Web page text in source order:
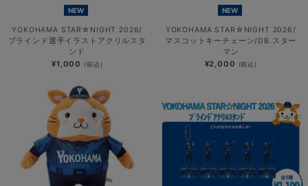
NEW
YOKOHAMA STAR☆NIGHT 2026/
ブラインド選手イラストアクリルスタ
ンド
¥1,000 (税込)
NEW
YOKOHAMA STAR☆NIGHT 2026/
マスコットキーチェーン/DB.スター
マン
¥2,000 (税込)